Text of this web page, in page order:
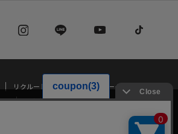
リクルート
サステナブルマークについて
ー
特定商取引法・古物営業法に基づく表記
上およびコンテンツの最適な提供、トラフィック
を使用しています。